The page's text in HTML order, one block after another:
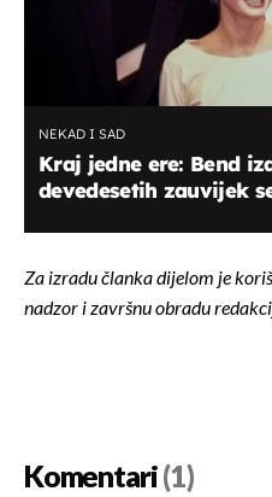
NEKAD I SAD
Kraj jedne ere: Bend
devedesetih zauvijek
Za izradu članka dijelom je
nadzor i završnu obradu
Komentari(1)